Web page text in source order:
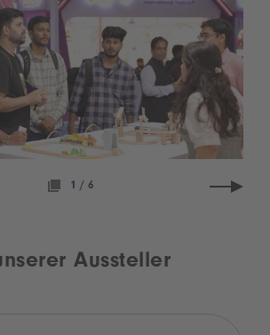
1 / 6
Aussteller